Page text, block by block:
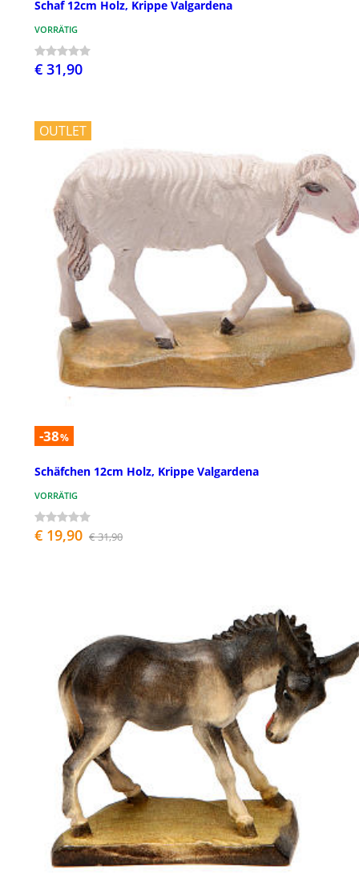
Schaf 12cm Holz, Krippe Valgardena
VORRÄTIG
€ 31,90
OUTLET
-38%
Schäfchen 12cm Holz, Krippe Valgardena
VORRÄTIG
€ 19,90 € 31,90